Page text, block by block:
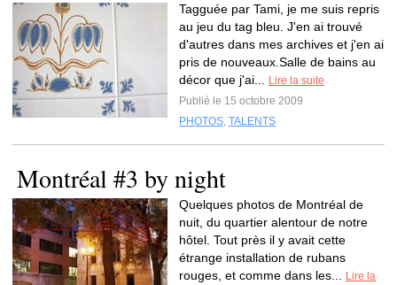
Tagguée par Tami, je me suis repris
au jeu du tag bleu. J'en ai trouvé
d'autres dans mes archives et j'en ai
pris de nouveaux.Salle de bains au
décor que j'ai...
Lire la suite
Publié le 15 octobre 2009
PHOTOS, TALENTS
Montréal #3 by night
Quelques photos de Montréal de
nuit, du quartier alentour de notre
hôtel. Tout près il y avait cette
étrange installation de rubans
rouges, et comme dans les...
Lire la